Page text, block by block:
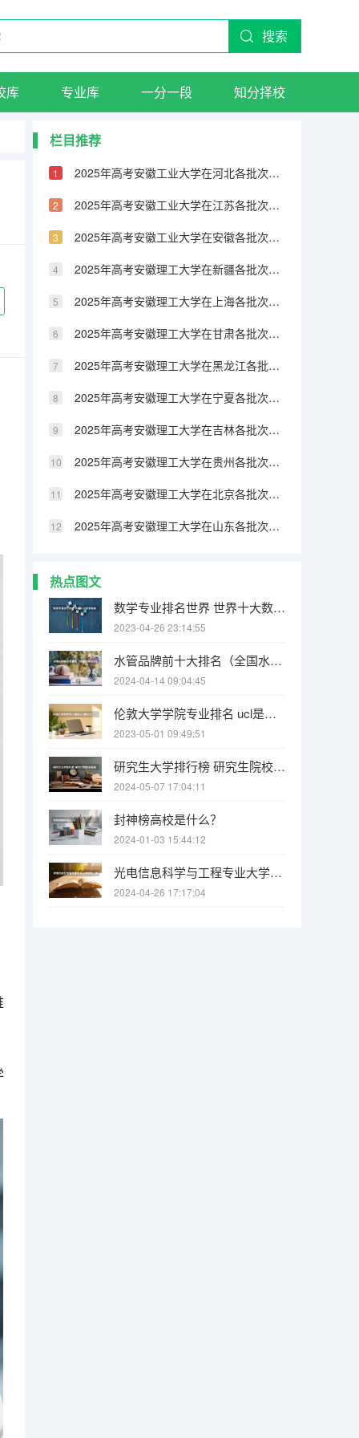
搜索
库 专业库 一分一段 知分择校
栏目推荐
2025年高考安徽工业大学在河北各批次选科要求有哪些
2025年高考安徽工业大学在江苏各批次选科要求有哪些
2025年高考安徽工业大学在安徽各批次选科要求有哪些
2025年高考安徽理工大学在新疆各批次选科要求有哪些
2025年高考安徽理工大学在上海各批次选科要求有哪些
2025年高考安徽理工大学在甘肃各批次选科要求有哪些
2025年高考安徽理工大学在黑龙江各批次选科要求有哪些
2025年高考安徽理工大学在宁夏各批次选科要求有哪些
2025年高考安徽理工大学在吉林各批次选科要求有哪些
2025年高考安徽理工大学在贵州各批次选科要求有哪些
2025年高考安徽理工大学在北京各批次选科要求有哪些
2025年高考安徽理工大学在山东各批次选科要求有哪些
热点图文
数学专业排名世界 世界十大数学强国
2023-04-26 23:14:55
水管品牌前十大排名（全国水管十大名牌排名）
2024-04-14 09:04:45
伦敦大学学院专业排名 ucl是什么大学？
2023-05-01 09:49:51
研究生大学排行榜 研究生院校全国排名总表
2024-05-07 17:04:11
封神榜高校是什么？
2024-01-03 15:44:12
光电信息科学与工程专业大学排名（张雪峰谈光电信息工程排名）
2024-04-26 17:17:04